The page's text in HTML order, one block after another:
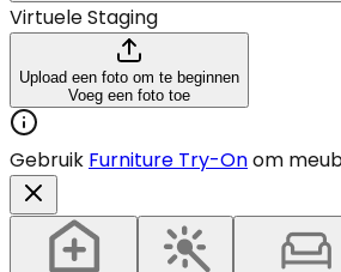
Virtuele Staging
Upload een foto om te beginnen
Voeg een foto toe
Gebruik Furniture Try-Onom